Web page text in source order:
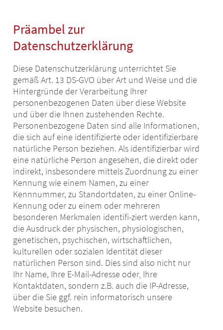
Präambel zur
Datenschutzerklärung
Diese Datenschutzerklärung unterrichtet Sie
gemäß Art. 13 DS-GVO über Art und Weise und die
Hintergründe der Verarbeitung Ihrer
personenbezogenen Daten über diese Website
und über die Ihnen zustehenden Rechte.
Personenbezogene Daten sind alle Informationen,
die sich auf eine identifizierte oder identifizierbare
natürliche Person beziehen. Als identifizierbar wird
eine natürliche Person angesehen, die direkt oder
indirekt, insbesondere mittels Zuordnung zu einer
Kennung wie einem Namen, zu einer
Kennnummer, zu Standortdaten, zu einer Online-
Kennung oder zu einem oder mehreren
besonderen Merkmalen identifi-ziert werden kann,
die Ausdruck der physischen, physiologischen,
genetischen, psychischen, wirtschaftlichen,
kulturellen oder sozialen Identität dieser
natürlichen Person sind. Dies sind also nicht nur
Ihr Name, Ihre E-Mail-Adresse oder‚ Ihre
Kontaktdaten, sondern z.B. auch die IP-Adresse,
über die Sie ggf. rein informatorisch unsere
Website besuchen.